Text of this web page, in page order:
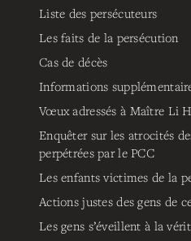
Liste des persécuteurs
Les faits de la persécution
Cas de décès
Informations
Vœux adressés à Maître Li
Enquêter sur les atrocités
perpétrées par le PCC
Les enfants victimes de la
Actions justes des gens de
Les gens s’éveillent à la